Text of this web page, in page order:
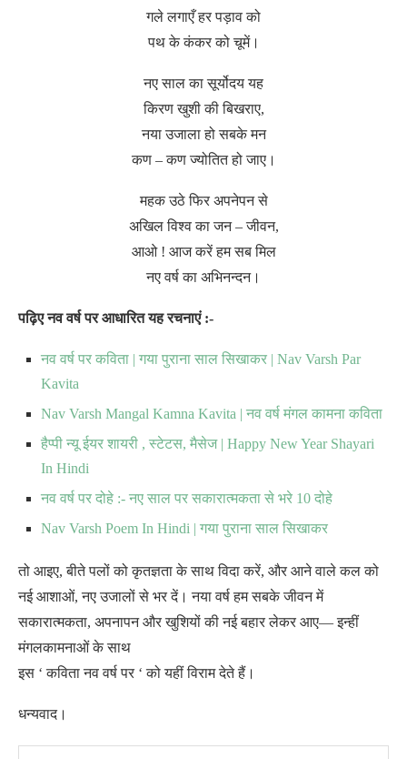
गले लगाएँ हर पड़ाव को
पथ के कंकर को चूमें।
नए साल का सूर्योदय यह
किरण खुशी की बिखराए,
नया उजाला हो सबके मन
कण – कण ज्योतित हो जाए।
महक उठे फिर अपनेपन से
अखिल विश्व का जन – जीवन,
आओ ! आज करें हम सब मिल
नए वर्ष का अभिनन्दन।
पढ़िए नव वर्ष पर आधारित यह रचनाएं :-
नव वर्ष पर कविता | गया पुराना साल सिखाकर | Nav Varsh Par
Kavita
Nav Varsh Mangal Kamna Kavita | नव वर्ष मंगल कामना कविता
हैप्पी न्यू ईयर शायरी , स्टेटस, मैसेज | Happy New Year Shayari
In Hindi
नव वर्ष पर दोहे :- नए साल पर सकारात्मकता से भरे 10 दोहे
Nav Varsh Poem In Hindi | गया पुराना साल सिखाकर
तो आइए, बीते पलों को कृतज्ञता के साथ विदा करें, और आने वाले कल को
नई आशाओं, नए उजालों से भर दें। नया वर्ष हम सबके जीवन में
सकारात्मकता, अपनापन और खुशियों की नई बहार लेकर आए— इन्हीं
मंगलकामनाओं के साथ
इस ‘ कविता नव वर्ष पर ‘ को यहीं विराम देते हैं।
धन्यवाद।